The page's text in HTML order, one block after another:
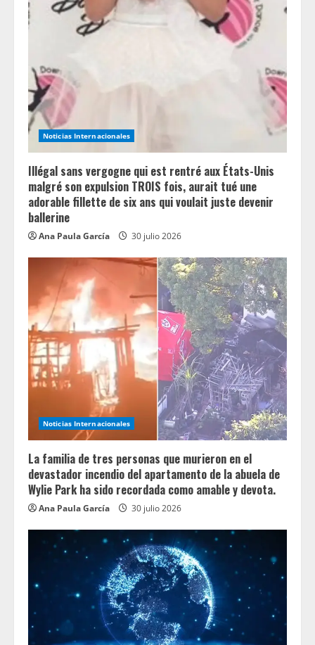
Noticias Internacionales
Illégal sans vergogne qui est rentré aux États-Unis
malgré son expulsion TROIS fois, aurait tué une
adorable fillette de six ans qui voulait juste devenir
ballerine
Ana Paula García 30 julio 2026
Noticias Internacionales
La familia de tres personas que murieron en el
devastador incendio del apartamento de la abuela de
Wylie Park ha sido recordada como amable y devota.
Ana Paula García 30 julio 2026